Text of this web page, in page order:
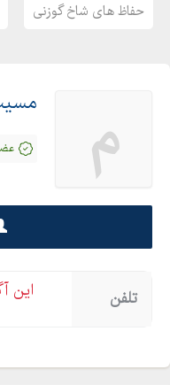
حفاظ های شاخ گوزنی
م
تلفن این